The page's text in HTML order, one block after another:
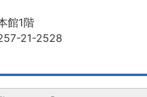
館1階
21-2528